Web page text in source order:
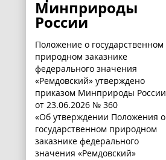
Минприроды
России
Положение о государственном
природном заказнике
федерального значения
«Ремдовский» утверждено
приказом Минприроды России
от 23.06.2026 № 360
«Об утверждении Положения о
государственном природном
заказнике федерального
значения «Ремдовский»